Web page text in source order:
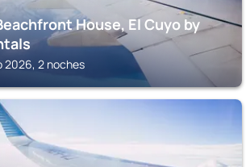
House, El Cuyo by
2026, 2 noches